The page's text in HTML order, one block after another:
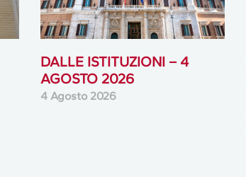
DALLE ISTITUZIONI – 4
AGOSTO 2026
4 Agosto 2026